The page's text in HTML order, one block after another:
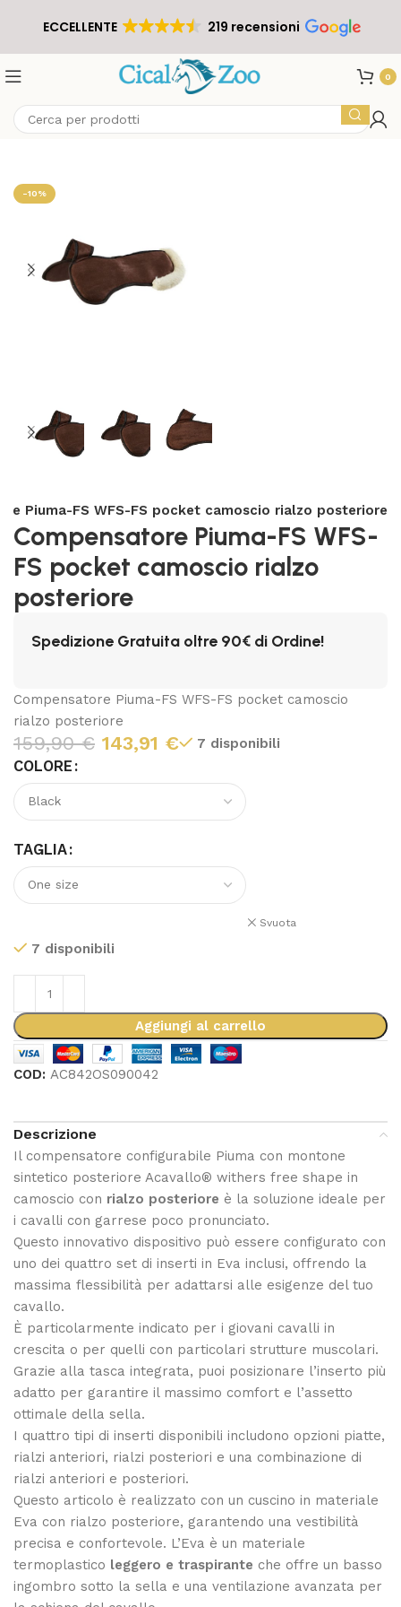
ECCELLENTE 219 recensioni
0
-10%
Piuma-FS WFS-FS pocket camoscio rialzo posteriore
Compensatore Piuma-FS WFS-
FS pocket camoscio rialzo
posteriore
Spedizione Gratuita oltre 90€ di Ordine!
Compensatore Piuma-FS WFS-FS pocket camoscio
rialzo posteriore
159,90€ 143,91 € 7 disponibili
COLORE
TAGLIA
Svuota
7 disponibili
Aggiungi al carrello
COD:AC842OS090042
Descrizione
Il compensatore configurabile Piuma con montone
sintetico posteriore Acavallo® withers free shape in
camoscio con rialzo posteriore è la soluzione ideale per
i cavalli con garrese poco pronunciato.
Questo innovativo dispositivo può essere configurato con
uno dei quattro set di inserti in Eva inclusi, offrendo la
massima flessibilità per adattarsi alle esigenze del tuo
cavallo.
È particolarmente indicato per i giovani cavalli in
crescita o per quelli con particolari strutture muscolari.
Grazie alla tasca integrata, puoi posizionare l’inserto più
adatto per garantire il massimo comfort e l’assetto
ottimale della sella.
I quattro tipi di inserti disponibili includono opzioni piatte,
rialzi anteriori, rialzi posteriori e una combinazione di
rialzi anteriori e posteriori.
Questo articolo è realizzato con un cuscino in materiale
Eva con rialzo posteriore, garantendo una vestibilità
precisa e confortevole. L’Eva è un materiale
termoplastico leggero e traspirante che offre un basso
ingombro sotto la sella e una ventilazione avanzata per